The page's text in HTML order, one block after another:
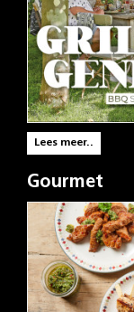
Lees meer..
Gourmet